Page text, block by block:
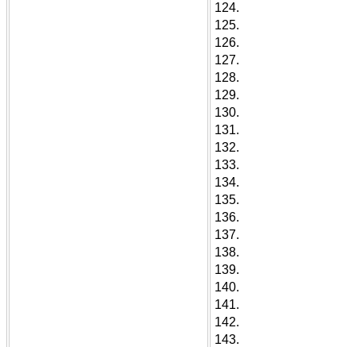
124.
125.
126.
127.
128.
129.
130.
131.
132.
133.
134.
135.
136.
137.
138.
139.
140.
141.
142.
143.